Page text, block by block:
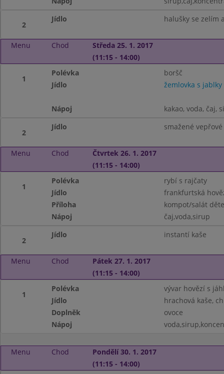
2
Jídlo halušky se zelím
Menu Chod
Středa 25. 1. 2017
(11:15 - 14:00)
1
Polévka
boršč
Jídlo
žemlovka s jablky
Nápoj kakao, voda, čaj,
2
Jídlo smažené
Menu Chod
Čtvrtek 26. 1. 2017
(11:15 - 14:00)
1
Polévka
rybí s rajčaty
Jídlo
frankfurtská
Příloha
kompot/salát
Nápoj
čaj,voda,sirup
2
Jídlo instantí kaše
Menu Chod
Pátek 27. 1. 2017
(11:15 - 14:00)
1
Polévka
vývar hovězí s
Jídlo
hrachová kaše,
Doplněk
ovoce
Nápoj
Menu Chod
Pondělí 30. 1. 2017
(11:15 - 14:00)